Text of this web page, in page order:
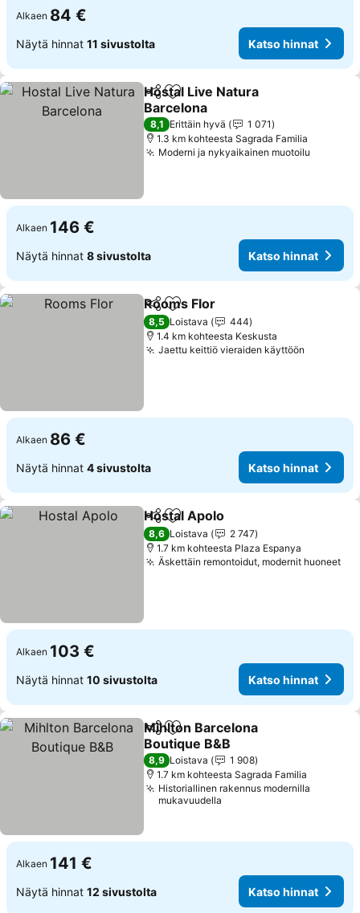
Alkaen 84 €
Näytä hinnat 11 sivustolta Katso hinnat
Jaa Lisää suosikkeihin
Hostal Live Natura
Barcelona
Katso hinnat
8,1 Erittäin hyvä
1 071
1.3 km kohteesta Sagrada Familia
Moderni ja nykyaikainen muotoilu
Alkaen 146 €
Näytä hinnat 8 sivustolta Katso hinnat
Jaa Lisää suosikkeihin
Rooms Flor
8,5 Loistava
444
1.4 km kohteesta Keskusta
Jaettu keittiö vieraiden käyttöön
Alkaen 86 €
Näytä hinnat 4 sivustolta Katso hinnat
Jaa Lisää suosikkeihin
Hostal Apolo
8,6 Loistava
2 747
1.7 km kohteesta Plaza Espanya
Äskettäin remontoidut, modernit huoneet
Alkaen 103 €
Näytä hinnat 10 sivustolta Katso hinnat
Jaa Lisää suosikkeihin
Mihlton Barcelona
Boutique B&B
Katso hinnat
8,9 Loistava
1 908
1.7 km kohteesta Sagrada Familia
Historiallinen rakennus modernilla
mukavuudella
Alkaen 141 €
Näytä hinnat 12 sivustolta Katso hinnat